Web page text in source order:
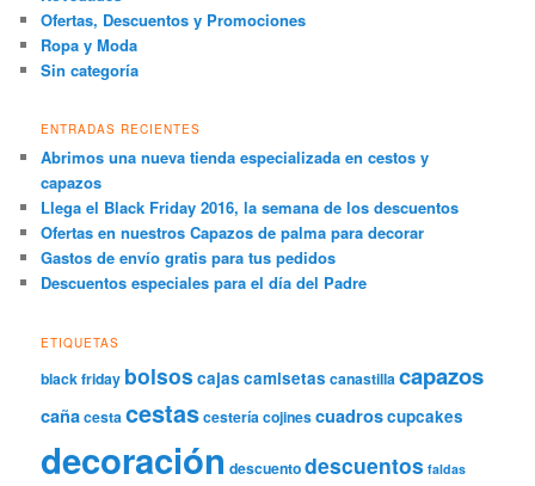
Ofertas, Descuentos y Promociones
Ropa y Moda
Sin categoría
ENTRADAS RECIENTES
Abrimos una nueva tienda especializada en cestos y
capazos
Llega el Black Friday 2016, la semana de los descuentos
Ofertas en nuestros Capazos de palma para decorar
Gastos de envío gratis para tus pedidos
Descuentos especiales para el día del Padre
ETIQUETAS
black friday bolsos cajas camisetas canastillacapazos
cañacestacestascesteríacojinescuadroscupcakes
decoración descuentodescuentos faldas